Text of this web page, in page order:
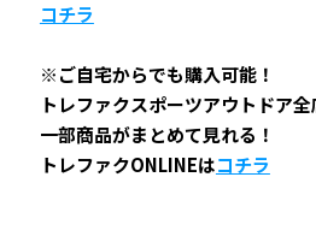
コチラ
※ご自宅からでも購入可能！
トレファクスポーツアウトドア全
一部商品がまとめて見れる！
トレファクONLINEはコチラ